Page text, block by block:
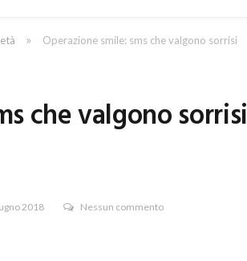
» Operazione smile: sms che valgono sorrisi
che valgono sorrisi
2018 Nessun commento